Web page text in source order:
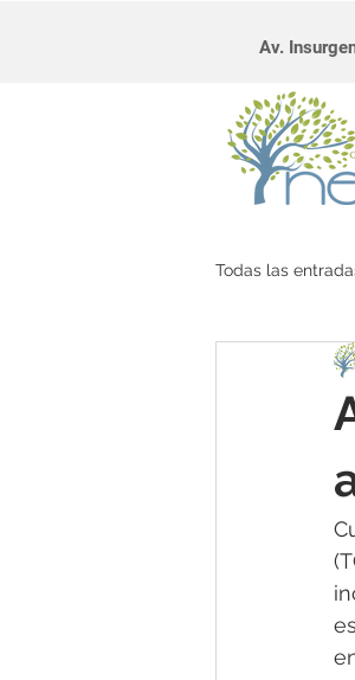
Av.
Todas las
diálogo